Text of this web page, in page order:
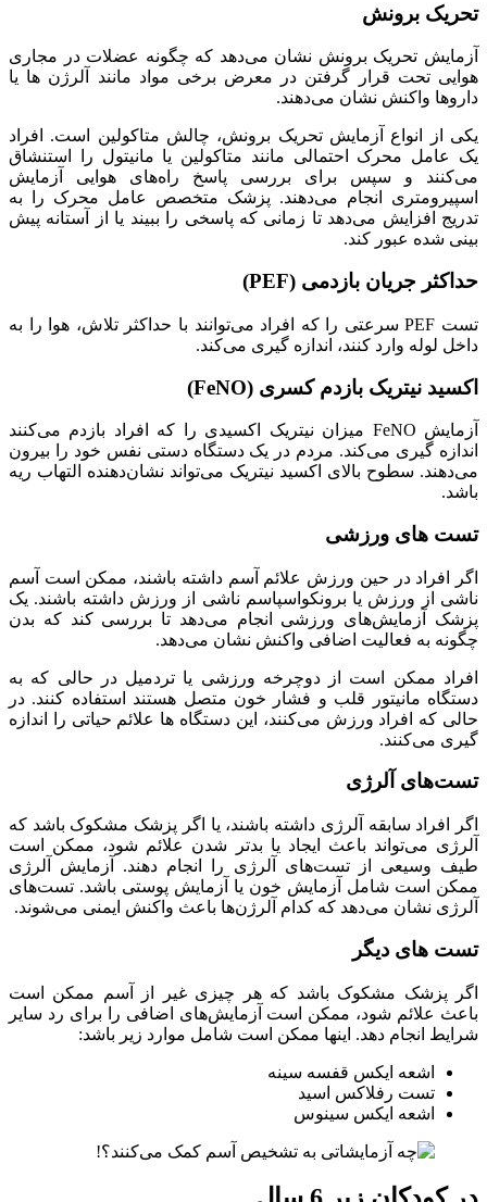
تحریک برونش
آزمایش تحریک برونش نشان می‌دهد که چگونه عضلات در مجاری
هوایی تحت قرار گرفتن در معرض برخی مواد مانند آلرژن ها یا
داروها واکنش نشان می‌دهند.
یکی از انواع آزمایش تحریک برونش، چالش متاکولین است. افراد
یک عامل محرک احتمالی مانند متاکولین یا مانیتول را استنشاق
می‌کنند و سپس برای بررسی پاسخ راه‌های هوایی آزمایش
اسپیرومتری انجام می‌دهند. پزشک متخصص عامل محرک را به
تدریج افزایش می‌دهد تا زمانی که پاسخی را ببیند یا از آستانه پیش
بینی شده عبور کند.
حداکثر جریان بازدمی (PEF)
تست PEF سرعتی را که افراد می‌توانند با حداکثر تلاش، هوا را به
داخل لوله وارد کنند، اندازه گیری می‌کند.
اکسید نیتریک بازدم کسری (FeNO)
آزمایش FeNO میزان نیتریک اکسیدی را که افراد بازدم می‌کنند
اندازه گیری می‌کند. مردم در یک دستگاه دستی نفس خود را بیرون
می‌دهند. سطوح بالای اکسید نیتریک می‌تواند نشان‌دهنده التهاب ریه
باشد.
تست های ورزشی
اگر افراد در حین ورزش علائم آسم داشته باشند، ممکن است آسم
ناشی از ورزش یا برونکواسپاسم ناشی از ورزش داشته باشند. یک
پزشک آزمایش‌های ورزشی انجام می‌دهد تا بررسی کند که بدن
چگونه به فعالیت اضافی واکنش نشان می‌دهد.
افراد ممکن است از دوچرخه ورزشی یا تردمیل در حالی که به
دستگاه مانیتور قلب و فشار خون متصل هستند استفاده کنند. در
حالی که افراد ورزش می‌کنند، این دستگاه ها علائم حیاتی را اندازه
گیری می‌کنند.
تست‌های آلرژی
اگر افراد سابقه آلرژی داشته باشند، یا اگر پزشک مشکوک باشد که
آلرژی می‌تواند باعث ایجاد یا بدتر شدن علائم شود، ممکن است
طیف وسیعی از تست‌های آلرژی را انجام دهند. آزمایش آلرژی
ممکن است شامل آزمایش خون یا آزمایش پوستی باشد. تست‌های
آلرژی نشان می‌دهد که کدام آلرژن‌ها باعث واکنش ایمنی می‌شوند.
تست های دیگر
اگر پزشک مشکوک باشد که هر چیزی غیر از آسم ممکن است
باعث علائم شود، ممکن است آزمایش‌های اضافی را برای رد سایر
شرایط انجام دهد. اینها ممکن است شامل موارد زیر باشد:
اشعه ایکس قفسه سینه
تست رفلاکس اسید
اشعه ایکس سینوس